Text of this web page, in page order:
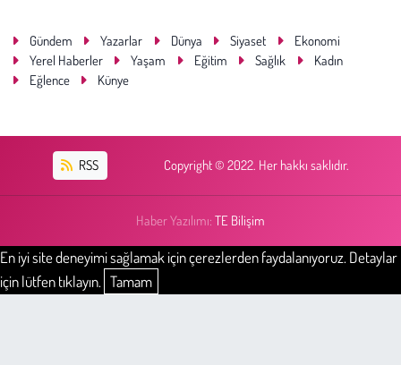
Gündem Yazarlar Dünya Siyaset
Ekonomi
Yerel Haberler
Yaşam Eğitim Sağlık
Kadın
Eğlence
Künye
RSS Copyright © 2022. Her hakkı saklıdır.
Haber Yazılımı: TE Bilişim
En iyi site deneyimi sağlamak için çerezlerden faydalanıyoruz. Detaylar
için lütfen tıklayın. Tamam